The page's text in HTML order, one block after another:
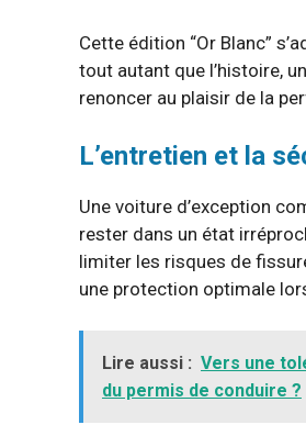
Cette édition “Or Blanc”
tout autant que l’histoire,
renoncer au plaisir de la
L’entretien et la
Une voiture d’exception
rester dans un état
limiter les risques de
une protection optimale
Lire aussi : Vers une
du permis de conduire ?